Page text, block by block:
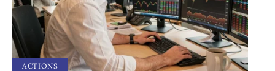
ACTIONS